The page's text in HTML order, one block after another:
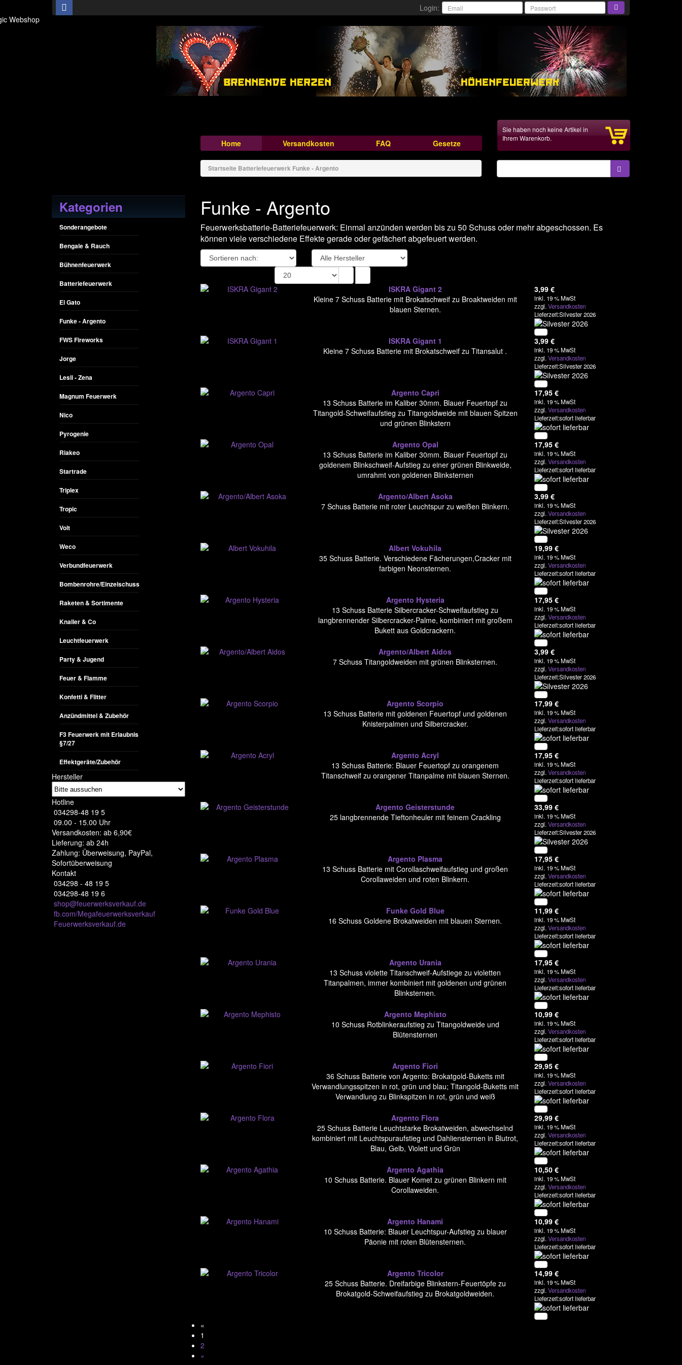
Login:
Home Versandkosten FAQ Gesetze
Sie haben noch keine Artikel in
Ihrem Warenkorb.
Kategorien
Sonderangebote
Bengale & Rauch
Bühnenfeuerwerk
Batteriefeuerwerk
El Gato
Funke - Argento
FWS Fireworks
Jorge
Lesli - Zena
Magnum Feuerwerk
Nico
Pyrogenie
Riakeo
Startrade
Triplex
Tropic
Volt
Weco
Verbundfeuerwerk
Bombenrohre/Einzelschuss
Raketen & Sortimente
Knaller & Co
Leuchtfeuerwerk
Party & Jugend
Feuer & Flamme
Konfetti & Flitter
Anzündmittel & Zubehör
F3 Feuerwerk mit Erlaubnis
§7/27
Effektgeräte/Zubehör
Hersteller
Hotline
034298-48 19 5
09.00 - 15.00 Uhr
Versandkosten: ab 6,90€
Lieferung: ab 24h
Zahlung: Überweisung, PayPal,
Sofortüberweisung
Kontakt
034298 - 48 19 5
034298-48 19 6
shop@feuerwerksverkauf.de
fb.com/Megafeuerwerksverkauf
Feuerwerksverkauf.de
Startseite Batteriefeuerwerk Funke - Argento
Funke - Argento
Feuerwerksbatterie-Batteriefeuerwerk: Einmal anzünden werden bis zu 50 Schuss oder mehr abgeschossen. Es
können viele verschiedene Effekte gerade oder gefächert abgefeuert werden.
ISKRA Gigant 2
Kleine 7 Schuss Batterie mit Brokatschweif zu Broaktweiden mit
blauen Sternen.
3,99 €
inkl. 19 % MwSt
zzgl. Versandkosten
Lieferzeit:Silvester 2026
ISKRA Gigant 1
Kleine 7 Schuss Batterie mit Brokatschweif zu Titansalut .
3,99 €
inkl. 19 % MwSt
zzgl. Versandkosten
Lieferzeit:Silvester 2026
Argento Capri
13 Schuss Batterie im Kaliber 30mm. Blauer Feuertopf zu
Titangold-Schweifaufstieg zu Titangoldweide mit blauen Spitzen
und grünen Blinkstern
17,95 €
inkl. 19 % MwSt
zzgl. Versandkosten
Lieferzeit:sofort lieferbar
Argento Opal
13 Schuss Batterie im Kaliber 30mm. Blauer Feuertopf zu
goldenem Blinkschweif-Aufstieg zu einer grünen Blinkweide,
umrahmt von goldenen Blinksternen
17,95 €
inkl. 19 % MwSt
zzgl. Versandkosten
Lieferzeit:sofort lieferbar
Argento/Albert Asoka
7 Schuss Batterie mit roter Leuchtspur zu weißen Blinkern.
3,99 €
inkl. 19 % MwSt
zzgl. Versandkosten
Lieferzeit:Silvester 2026
Albert Vokuhila
35 Schuss Batterie. Verschiedene Fächerungen,Cracker mit
farbigen Neonsternen.
19,99 €
inkl. 19 % MwSt
zzgl. Versandkosten
Lieferzeit:sofort lieferbar
Argento Hysteria
13 Schuss Batterie Silbercracker-Schweifaufstieg zu
langbrennender Silbercracker-Palme, kombiniert mit großem
Bukett aus Goldcrackern.
17,95 €
inkl. 19 % MwSt
zzgl. Versandkosten
Lieferzeit:sofort lieferbar
Argento/Albert Aidos
7 Schuss Titangoldweiden mit grünen Blinksternen.
3,99 €
inkl. 19 % MwSt
zzgl. Versandkosten
Lieferzeit:Silvester 2026
Argento Scorpio
13 Schuss Batterie mit goldenen Feuertopf und goldenen
Knisterpalmen und Silbercracker.
17,99 €
inkl. 19 % MwSt
zzgl. Versandkosten
Lieferzeit:sofort lieferbar
Argento Acryl
13 Schuss Batterie: Blauer Feuertopf zu orangenem
Titanschweif zu orangener Titanpalme mit blauen Sternen.
17,95 €
inkl. 19 % MwSt
zzgl. Versandkosten
Lieferzeit:sofort lieferbar
Argento Geisterstunde
25 langbrennende Tieftonheuler mit feinem Crackling
33,99 €
inkl. 19 % MwSt
zzgl. Versandkosten
Lieferzeit:Silvester 2026
Argento Plasma
13 Schuss Batterie mit Corollaschweifaufstieg und großen
Corollaweiden und roten Blinkern.
17,95 €
inkl. 19 % MwSt
zzgl. Versandkosten
Lieferzeit:sofort lieferbar
Funke Gold Blue
16 Schuss Goldene Brokatweiden mit blauen Sternen.
11,99 €
inkl. 19 % MwSt
zzgl. Versandkosten
Lieferzeit:sofort lieferbar
Argento Urania
13 Schuss violette Titanschweif-Aufstiege zu violetten
Titanpalmen, immer kombiniert mit goldenen und grünen
Blinksternen.
17,95 €
inkl. 19 % MwSt
zzgl. Versandkosten
Lieferzeit:sofort lieferbar
Argento Mephisto
10 Schuss Rotblinkeraufstieg zu Titangoldweide und
Blütensternen
10,99 €
inkl. 19 % MwSt
zzgl. Versandkosten
Lieferzeit:sofort lieferbar
Argento Fiori
36 Schuss Batterie von Argento: Brokatgold-Buketts mit
Verwandlungsspitzen in rot, grün und blau; Titangold-Buketts mit
Verwandlung zu Blinkspitzen in rot, grün und weiß
29,95 €
inkl. 19 % MwSt
zzgl. Versandkosten
Lieferzeit:sofort lieferbar
Argento Flora
25 Schuss Batterie Leuchtstarke Brokatweiden, abwechselnd
kombiniert mit Leuchtspuraufstieg und Dahliensternen in Blutrot,
Blau, Gelb, Violett und Grün
29,99 €
inkl. 19 % MwSt
zzgl. Versandkosten
Lieferzeit:sofort lieferbar
Argento Agathia
10 Schuss Batterie. Blauer Komet zu grünen Blinkern mit
Corollaweiden.
10,50 €
inkl. 19 % MwSt
zzgl. Versandkosten
Lieferzeit:sofort lieferbar
Argento Hanami
10 Schuss Batterie: Blauer Leuchtspur-Aufstieg zu blauer
Päonie mit roten Blütensternen.
10,99 €
inkl. 19 % MwSt
zzgl. Versandkosten
Lieferzeit:sofort lieferbar
Argento Tricolor
25 Schuss Batterie. Dreifarbige Blinkstern-Feuertöpfe zu
Brokatgold-Schweifaufstieg zu Brokatgoldweiden.
14,99 €
inkl. 19 % MwSt
zzgl. Versandkosten
Lieferzeit:sofort lieferbar
«
1
2
»